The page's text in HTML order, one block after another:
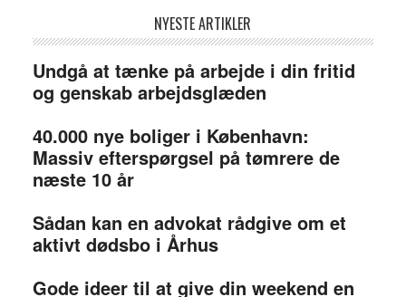
NYESTE ARTIKLER
Undgå at tænke på arbejde i din fritid
og genskab arbejdsglæden
40.000 nye boliger i København:
Massiv efterspørgsel på tømrere de
næste 10 år
Sådan kan en advokat rådgive om et
aktivt dødsbo i Århus
Gode ideer til at give din weekend en